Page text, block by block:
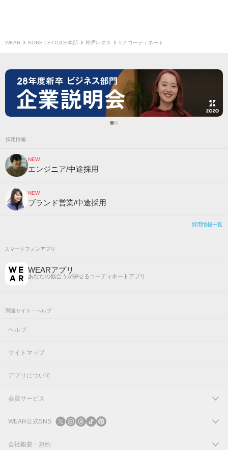
WEAR KOBE LETTUCE本部 神戸レタス 5.2 コーディネート
採用情報
NEW
エンジニア/中途採用
NEW
ブランド営業/中途採用
採用情報一覧
スマートフォンアプリ
WEARアプリ
あなたの似合うが探せるコーディネートアプリ
関連サイト・ヘルプ
ヘルプ
サイトマップ
アプリについて
会員サービス
ログイン
新規会員登録
WEAR公式SNS
X
会社概要・規約